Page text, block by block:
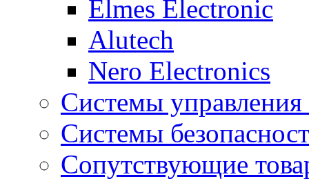
Elmes Electronic
Alutech
Nero Electronics
Системы
Системы
Сопутствующие